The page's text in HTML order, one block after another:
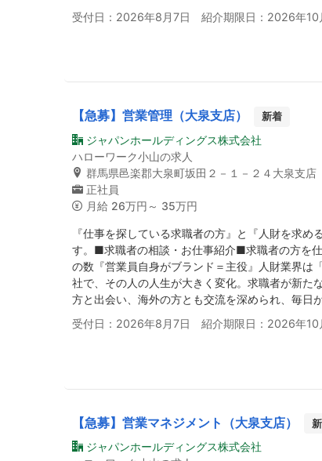
受付日：2026年8月7日 紹介期限日：2026年10
【急募】営業管理（大泉支店） 新着
ジャパンホールディングス株式会社
ハローワーク小山の求人
群馬県邑楽郡大泉町坂田２－１－２４大泉支店
正社員
月給 26万円～ 35万円
『仕事を探している求職者の方』と『人財を求
す。■求職者の相談・お仕事紹介■求職者の方を
の数『営業員自身がブランド＝主役』人財業界は
社で、その人の人生が大きく変化。求職者が新た
方と出会い、海外の方とも交流を深められ、毎日
受付日：2026年8月7日 紹介期限日：2026年10
【急募】営業マネジメント（大泉支店）
ジャパンホールディングス株式会社